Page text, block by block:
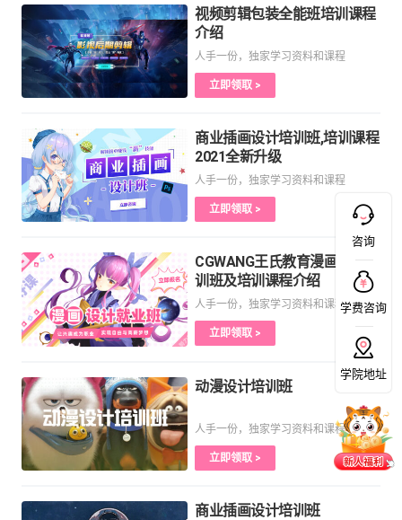
视频剪辑包装全能班培训课程
介绍
人手一份，独家学习资料和课程
立即领取 >
商业插画设计培训班,培训课程
2021全新升级
人手一份，独家学习资料和课程
立即领取 >
CGWANG王氏教育漫画设计培
训班及培训课程介绍
人手一份，独家学习资料和课程
立即领取 >
动漫设计培训班
人手一份，独家学习资料和课程
立即领取 >
商业插画设计培训班
咨询
学费咨询
学院地址